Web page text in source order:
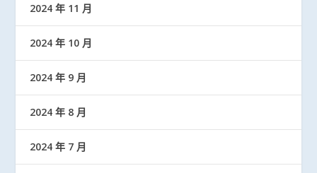
2024 年 11 月
2024 年 10 月
2024 年 9 月
2024 年 8 月
2024 年 7 月